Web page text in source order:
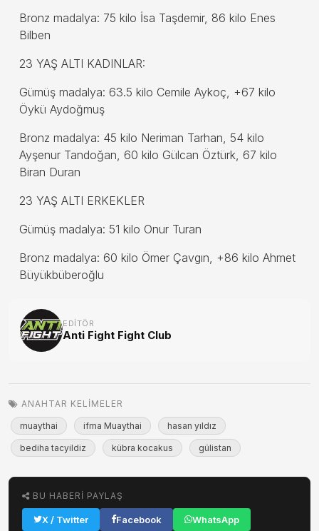
Bronz madalya: 75 kilo İsa Taşdemir, 86 kilo Enes
Bilben
23 YAŞ ALTI KADINLAR:
Gümüş madalya: 63.5 kilo Cemile Aykoç, +67 kilo
Öykü Aydoğmuş
Bronz madalya: 45 kilo Neriman Tarhan, 54 kilo
Ayşenur Tandoğan, 60 kilo Gülcan Öztürk, 67 kilo
Biran Duran
23 YAŞ ALTI ERKEKLER
Gümüş madalya: 51 kilo Onur Turan
Bronz madalya: 60 kilo Ömer Çavgın, +86 kilo Ahmet
Büyükbüberoğlu
EDITÖR
Anti Fight Fight Club
ANAHTAR KELIMELER
muaythai ifma Muaythai hasan yıldız
bediha tacyildiz kübra kocakus gülistan
BU HABERI PAYLAŞ
X / Twitter Facebook WhatsApp